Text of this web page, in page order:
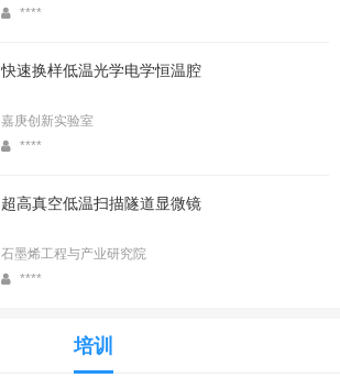
****
快速换样低温光学电学恒温腔
嘉庚创新实验室
****
超高真空低温扫描隧道显微镜
石墨烯工程与产业研究院
****
培训